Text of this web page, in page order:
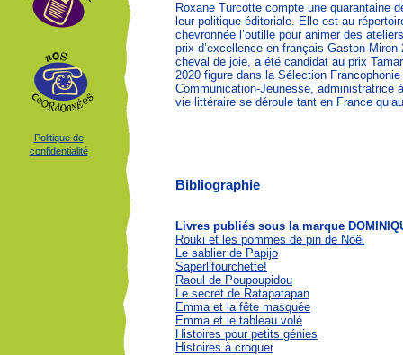
Politique de
confidentialité
Roxane Turcotte compte une quarantaine
leur politique éditoriale. Elle est au
chevronnée l’outille pour animer des
prix d’excellence en français Gaston-
cheval de joie, a été candidat au prix
2020 figure dans la Sélection
Communication-Jeunesse, administratrice
vie littéraire se déroule tant en France
Bibliographie
Livres publiés sous la marque
Rouki et les pommes de pin de Noël
Le sablier de Papijo
Saperlifourchette!
Raoul de Poupoupidou
Le secret de Ratapatapan
Emma et la fête masquée
Emma et le tableau volé
Histoires pour petits génies
Histoires à croquer